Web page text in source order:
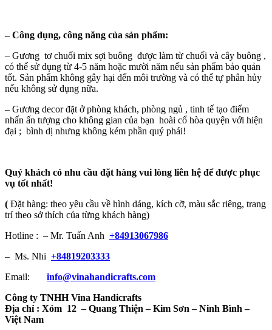
–Công dụng, công năng của sản phẩm:
– Gương tơ chuối mix sợi buông được làm từ chuối và cây buông ,
có thể sử dụng từ 4-5 năm hoặc mười năm nếu sản phẩm bảo quản
tốt. Sản phẩm không gây hại đến môi trường và có thể tự phân hủy
nếu không sử dụng nữa.
– Gương decor đặt ở phòng khách, phòng ngủ , tinh tế tạo điểm
nhấn ấn tượng cho không gian của bạn hoài cổ hòa quyện với hiện
đại ; bình dị nhưng không kém phần quý phái!
Quý khách có nhu cầu đặt hàng vui lòng liên hệ để được phục
vụ tốt nhất!
( Đặt hàng: theo yêu cầu về hình dáng, kích cỡ, màu sắc riêng, trang
trí theo sở thích của từng khách hàng)
Hotline : – Mr. Tuấn Anh +84913067986
– Ms. Nhi +84819203333
Email: info@vinahandicrafts.com
Công ty TNHH Vina Handicrafts
Địa chỉ : Xóm 12 – Quang Thiện – Kim Sơn – Ninh Bình –
Việt Nam